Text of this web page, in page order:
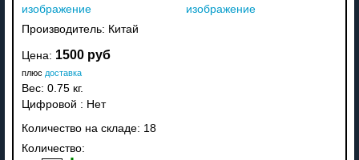
изображение
изображение
Производитель: Китай
Цена: 1500 руб
плюс доставка
Вес: 0.75 кг.
Цифровой : Нет
Количество на складе: 18
Количество: